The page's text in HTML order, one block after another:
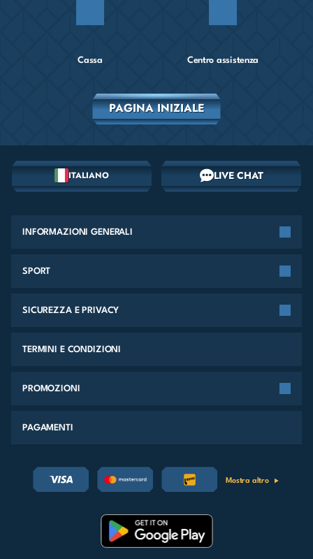
Cassa Centro assistenza
PAGINA INIZIALE
ITALIANO LIVE CHAT
INFORMAZIONI GENERALI
SPORT
SICUREZZA E PRIVACY
TERMINI E CONDIZIONI
PROMOZIONI
PAGAMENTI
Mostra altro